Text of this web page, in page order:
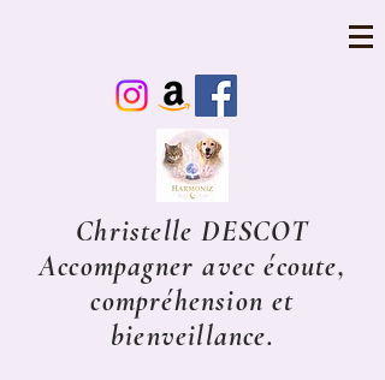
Christelle DESCOT
Accompagner avec écoute,
compréhension et
bienveillance.